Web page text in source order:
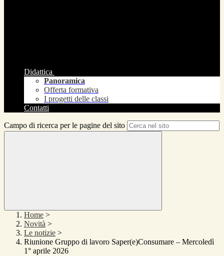
Didattica
Panoramica
Offerta formativa
I progetti delle classi
Contatti
Campo di ricerca per le pagine del sito
Home >
Novità >
Le notizie >
Riunione Gruppo di lavoro Saper(e)Consumare – Mercoledì
1° aprile 2026